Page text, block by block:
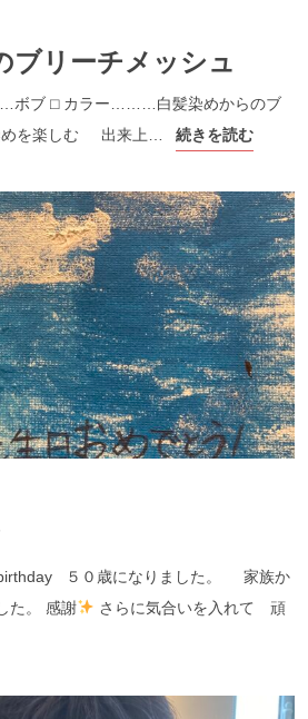
ブリーチメッシュ
ブ ⬜︎ カラー………白髪染めからのブ
を楽しむ 出来上…
続きを読む
５０歳になりました。 家族か
た。 感謝
さらに気合いを入れて 頑